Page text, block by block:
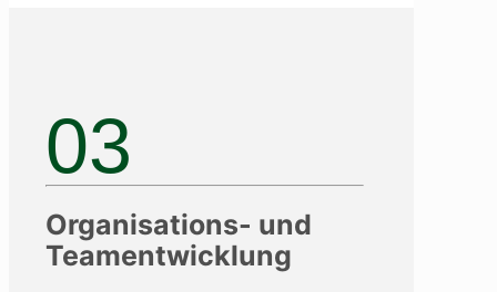
03
Organisations- und
Teamentwicklung